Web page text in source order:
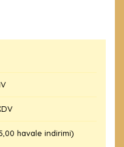
havale indirimi)